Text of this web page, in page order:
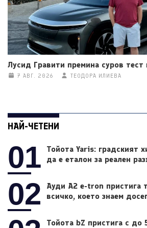
Лусид Гравити премина суров
7 АВГ. 2026 ТЕОДОРА ИЛИЕВА
НАЙ-ЧЕТЕНИ
01
Тойота Yaris: градският
да е еталон за реален
02
Ауди A2 e-tron пристига
всичко, което знаем
Тойота bZ пристига с до